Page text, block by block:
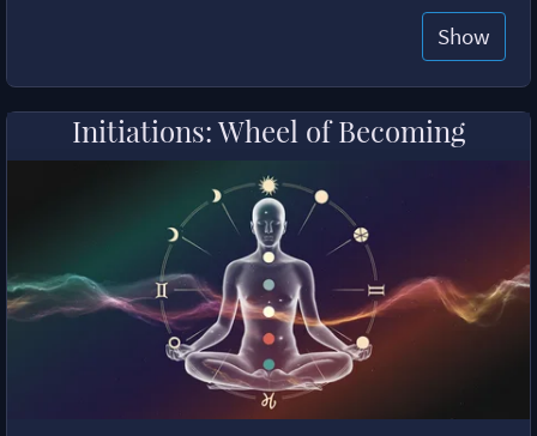
Show
Initiations: Wheel of Becoming